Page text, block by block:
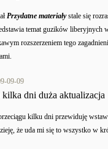
Przydatne materiałystale się
temat guzików liberyjnych
rozszerzeniem tego
09-09
kilka dni duża aktualizacja
kilku dni przewiduję
że uda mi się to wszystko w